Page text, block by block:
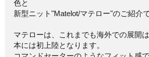
色と
新型ニット"Matelot/マテロー"のご紹介で
マテローは、これまでも海外での展開
本には初上陸となります。